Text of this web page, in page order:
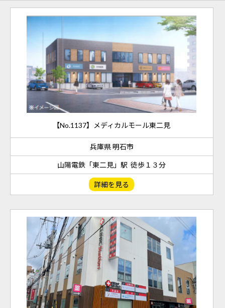
【No.1137】メディカルモール東二見
兵庫県 明石市
⼭陽電鉄「東二⾒」駅 徒歩１３分
詳細を見る